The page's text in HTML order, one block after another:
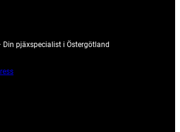
Din pjäxspecialist i Östergötland